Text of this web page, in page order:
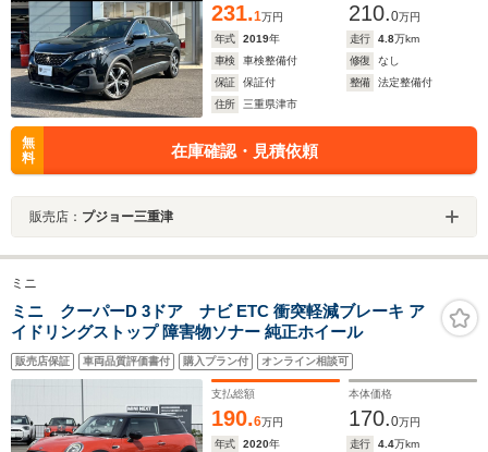
231.1万円 210.0万円
年式
2019年 走行 4.8万km
車検
車検整備付 修復
なし
保証
保証付 整備
法定整備付
住所
三重県津市
無
料
在庫確認・見積依頼
販売店： プジョー三重津
ミニ
ミニ クーパーD 3ドア ナビ ETC 衝突軽減ブレーキ ア
イドリングストップ 障害物ソナー 純正ホイール
販売店保証 車両品質評価書付 購入プラン付 オンライン相談可
支払総額
190.6万円
本体価格
170.0万円
年式
2020年 走行 4.4万km